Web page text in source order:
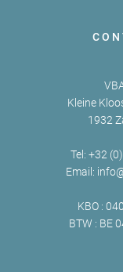
Kleine
1932
Tel: +32
Email:
KBO :
BTW : BE